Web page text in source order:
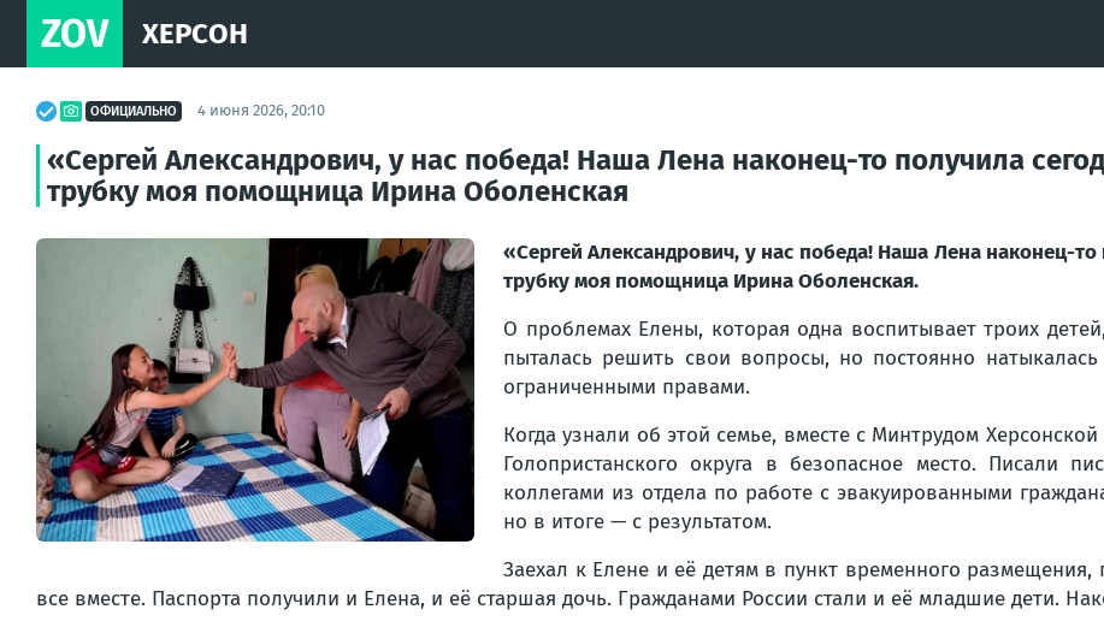
ZOV ХЕРСОН
ОФИЦИАЛЬНО 4 июня 2026, 20:10
«Сергей Александрович, у нас победа! Наша Лена наконец-то получила
трубку моя помощница Ирина Оболенская
«Сергей Александрович, у нас победа! Наша Лена наконец-
трубку моя помощница Ирина Оболенская.
О проблемах Елены, которая одна воспитывает троих
пыталась решить свои вопросы, но постоянно
ограниченными правами.
Когда узнали об этой семье, вместе с Минтрудом
Голопристанского округа в безопасное место. Писали
коллегами из отдела по работе с эвакуированными
но в итоге — с результатом.
Заехал к Елене и её детям в пункт временного
все вместе. Паспорта получили и Елена, и её старшая дочь. Гражданами России стали и её младшие дети.